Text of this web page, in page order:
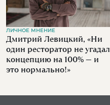
ЛИЧНОЕ МНЕНИЕ
Дмитрий Левицкий, «Ни
один ресторатор не угадал
концепцию на 100% — и
это нормально!»